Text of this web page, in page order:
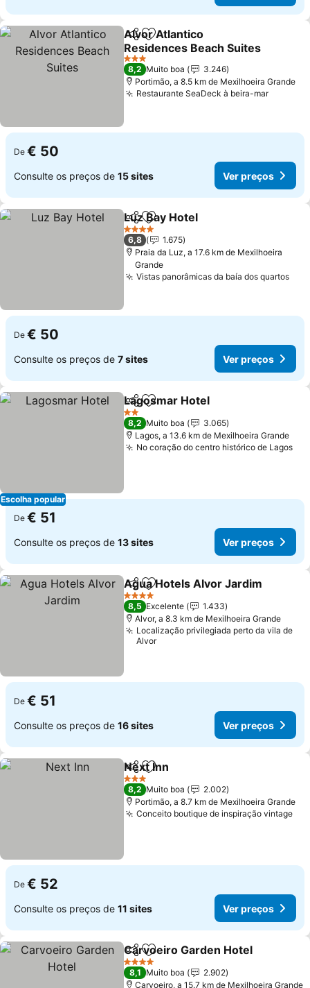
PartilharAdicionar aos favoritos
Alvor Atlantico
Residences Beach Suites
3 Estrelas
8,2 Muito boa
3.246
Portimão, a 8.5 km de Mexilhoeira Grande
Restaurante SeaDeck à beira-mar
De € 50
Consulte os preços de 15 sites Ver preços
PartilharAdicionar aos favoritos
Luz Bay Hotel
4 Estrelas
6,8
1.675
Praia da Luz, a 17.6 km de Mexilhoeira
Grande
Vistas panorâmicas da baía dos quartos
De € 50
Consulte os preços de 7 sites Ver preços
Escolha popular
PartilharAdicionar aos favoritos
Lagosmar Hotel
2 Estrelas
8,2 Muito boa
3.065
Lagos, a 13.6 km de Mexilhoeira Grande
No coração do centro histórico de Lagos
De € 51
Consulte os preços de 13 sites Ver preços
PartilharAdicionar aos favoritos
Agua Hotels Alvor Jardim
4 Estrelas
8,5 Excelente
1.433
Alvor, a 8.3 km de Mexilhoeira Grande
Localização privilegiada perto da vila de
Alvor
De € 51
Consulte os preços de 16 sites Ver preços
PartilharAdicionar aos favoritos
Next Inn
3 Estrelas
8,2 Muito boa
2.002
Portimão, a 8.7 km de Mexilhoeira Grande
Conceito boutique de inspiração vintage
De € 52
Consulte os preços de 11 sites Ver preços
PartilharAdicionar aos favoritos
Carvoeiro Garden Hotel
4 Estrelas
8,1 Muito boa
2.902
Carvoeiro, a 15.7 km de Mexilhoeira Grande